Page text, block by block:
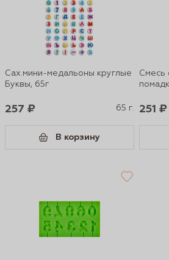
Сах.мини-медальоны круглые
Буквы, 65г
257 ₽ 65 г.
В корзину
Смесь
251 ₽